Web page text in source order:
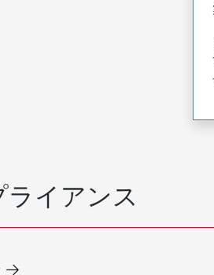
イアンス